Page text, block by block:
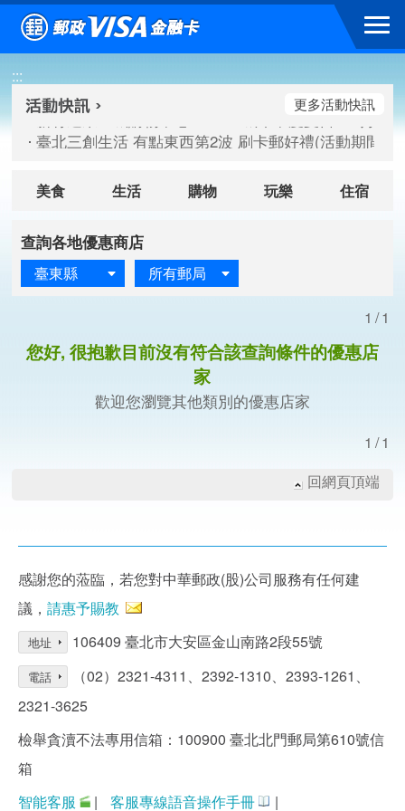
跳到主要內容區塊
:::
新竹遠東巨城購物中心 2026巨城年中慶夏日BIG好刷(
桃園大江國際購物中心 好饗去大江檔期(活動期間：
新竹遠東巨城購物中心 2026巨城年中慶夏日BIG好刷(
臺北三創生活 有點東西第2波 刷卡郵好禮(活動期間：
更多活動快訊
美食 生活 購物 玩樂 住宿
查詢各地優惠商店
臺東縣 所有郵局
1/1
您好, 很抱歉目前沒有符合該查詢條件的優惠店
家
歡迎您瀏覽其他類別的優惠店家
1/1
回網頁頂端
感謝您的蒞臨，若您對中華郵政(股)公司服務有任何建
議， 請惠予賜教
地址 106409 臺北市大安區金山南路2段55號
電話
（02）2321-4311、2392-1310、2393-1261、
2321-3625
檢舉貪瀆不法專用信箱：100900 臺北北門郵局第610號信
箱
智能客服
| 客服專線語音操作手冊 |